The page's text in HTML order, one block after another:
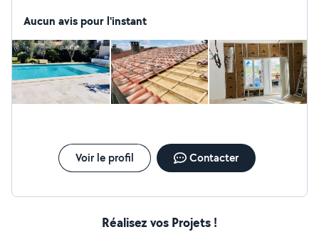
Peinture Nous vous accompagnons dans vos projets et
Contactez nous , devis gratuit .
Aucun avis pour l'instant
Voir le profil Contacter
Réalisez vos Projets !